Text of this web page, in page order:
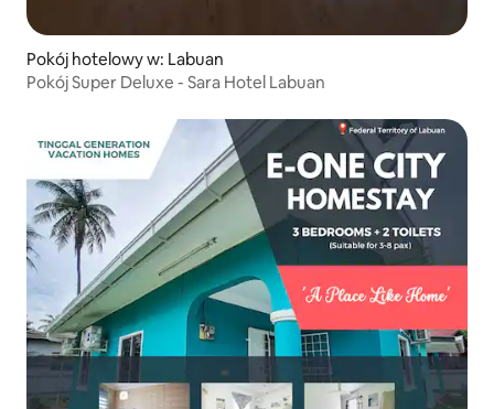
Pokój hotelowy w: Labuan
Pokój Super Deluxe - Sara Hotel Labuan